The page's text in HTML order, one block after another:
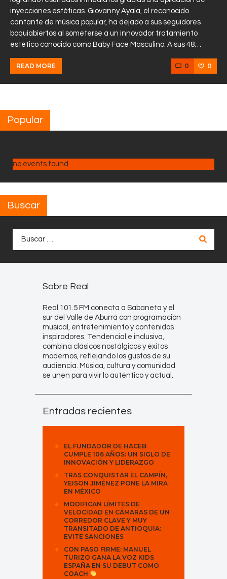
inyecciones estéticas. Giovanny Ayala, el reconocido
cantante de música popular, ha dejado a sus seguidores
boquiabiertos al someterse a un innovador tratamiento
estético conocido como Baby Face Masculino. A sus 48…
READ MORE 0 0
Popular
no events found
Buscar
Sobre Real
Real 101.5 FM conecta a Sabaneta y el
sur del Valle de Aburrá con programación
musical, entretenimiento y contenidos
inspiradores. Tendencial e inclusiva,
combina clásicos nostálgicos y éxitos
modernos, reflejando los gustos de su
audiencia. Música, cultura y comunidad
se unen para vivir lo auténtico y actual.
Entradas recientes
EL FUNDADOR DE HACEB
CUMPLE 106 AÑOS: UN SIGLO DE
INNOVACIÓN Y LIDERAZGO
TRAS CONQUISTAR EL CAMPÍN,
YEISON JIMÉNEZ PONE LA MIRA
EN MÉXICO
MODIFICAN LÍMITES DE
VELOCIDAD EN CÁMARAS DE UN
CORREDOR CLAVE Y MUY
TRANSITADO DE ANTIOQUIA:
EVITE SANCIONES
CON PASO FIRME: MANUEL
TURIZO GANA LA VOZ KIDS
ESPAÑA EN SU DEBUT COMO
COACH